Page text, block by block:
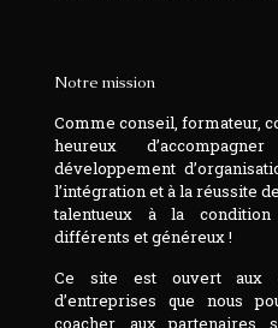
Notre mission
Comme conseil, formateur,
heureux
développement
l’intégration et à la réussite
talentueux à la condition
différents et généreux !
Ce site est ouvert aux
d’entreprises que nous
coacher, aux partenaires